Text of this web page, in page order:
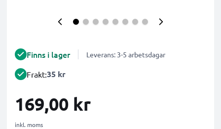
Finns i lager Leverans: 3-5 arbetsdagar
Frakt:35 kr
169,00 kr
inkl. moms